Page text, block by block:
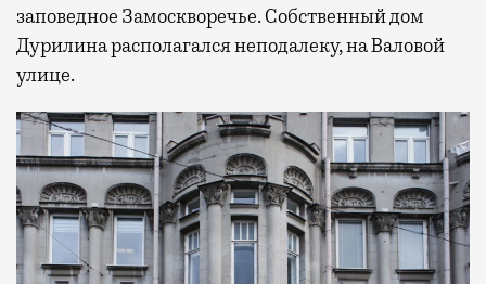
заповедное Замоскворечье. Собственный дом
Дурилина располагался неподалеку, на Валовой
улице.